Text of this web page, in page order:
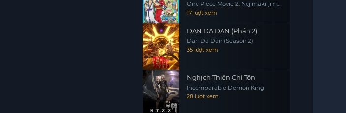
One Piece Movie 2: Nejimaki-jima
no Daibouken, One Piece:
Nejimakijima no Bouken, One
17 lượt xem
DAN DA DAN (Phần 2)
Dan Da Dan (Season 2)
35 lượt xem
Nghịch Thiên Chí Tôn
Incomparable Demon King
28 lượt xem